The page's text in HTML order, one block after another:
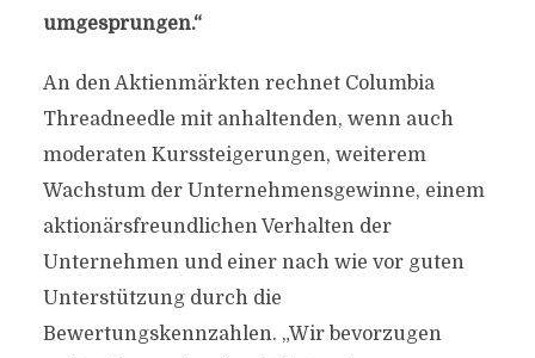
umgesprungen.“
An den Aktienmärkten rechnet Columbia
Threadneedle mit anhaltenden, wenn auch
moderaten Kurssteigerungen, weiterem
Wachstum der Unternehmensgewinne, einem
aktionärsfreundlichen Verhalten der
Unternehmen und einer nach wie vor guten
Unterstützung durch die
Bewertungskennzahlen. „Wir bevorzugen